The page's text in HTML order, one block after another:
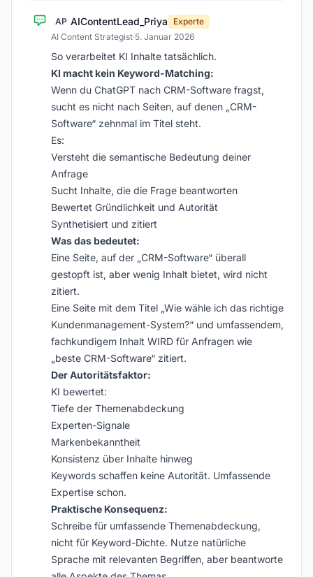
AP AIContentLead_Priya
Experte
AI Content Strategist·5. Januar 2026
So verarbeitet KI Inhalte tatsächlich.
KI macht kein Keyword-Matching:
Wenn du ChatGPT nach CRM-Software fragst,
sucht es nicht nach Seiten, auf denen „CRM-
Software“ zehnmal im Titel steht.
Es:
Versteht die semantische Bedeutung deiner
Anfrage
Sucht Inhalte, die die Frage beantworten
Bewertet Gründlichkeit und Autorität
Synthetisiert und zitiert
Was das bedeutet:
Eine Seite, auf der „CRM-Software“ überall
gestopft ist, aber wenig Inhalt bietet, wird nicht
zitiert.
Eine Seite mit dem Titel „Wie wähle ich das richtige
Kundenmanagement-System?“ und umfassendem,
fachkundigem Inhalt WIRD für Anfragen wie
„beste CRM-Software“ zitiert.
Der Autoritätsfaktor:
KI bewertet:
Tiefe der Themenabdeckung
Experten-Signale
Markenbekanntheit
Konsistenz über Inhalte hinweg
Keywords schaffen keine Autorität. Umfassende
Expertise schon.
Praktische Konsequenz:
Schreibe für umfassende Themenabdeckung,
nicht für Keyword-Dichte. Nutze natürliche
Sprache mit relevanten Begriffen, aber beantworte